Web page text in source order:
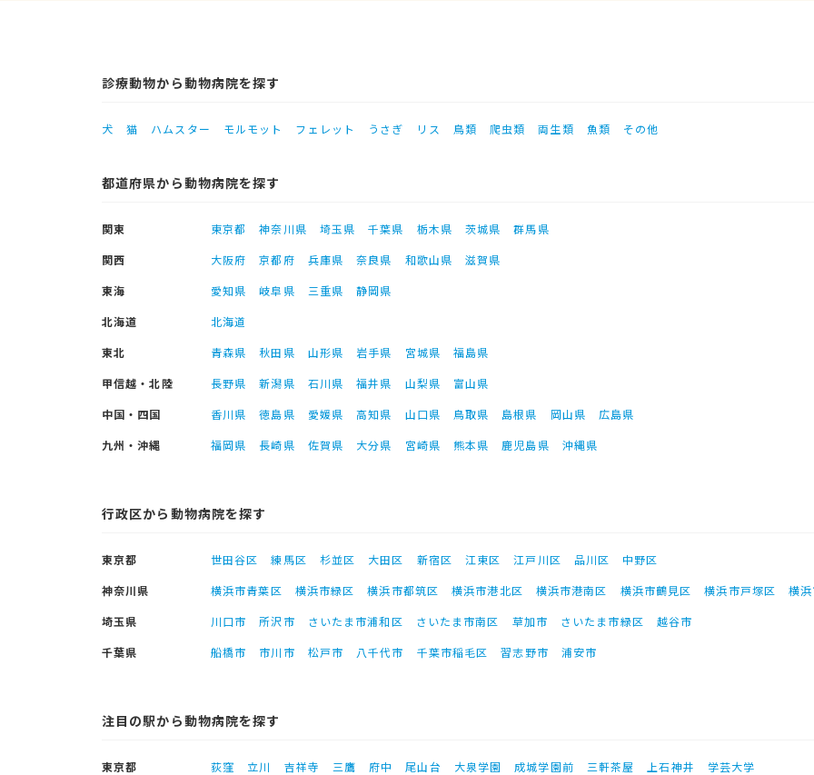
診療動物から動物病院を探す
犬 猫 ハムスター モルモット フェレット うさぎ リス 鳥類 爬虫類 両生類 魚類 その他
都道府県から動物病院を探す
関東 東京都 神奈川県 埼玉県 千葉県 栃木県 茨城県
群馬県
関西
大阪府 京都府 兵庫県 奈良県 和歌山県
滋賀県
東海
愛知県 岐阜県 三重県
静岡県
北海道
北海道
東北
青森県 秋田県 山形県 岩手県 宮城県
福島県
甲信越・北陸
長野県 新潟県 石川県 福井県 山梨県
富山県
中国・四国
香川県 徳島県 愛媛県 高知県 山口県 鳥取県 島根県 岡山県
広島県
九州・沖縄
福岡県 長崎県 佐賀県 大分県 宮崎県 熊本県 鹿児島県 沖縄県
行政区から動物病院を探す
東京都 世田谷区 練馬区 杉並区 大田区 新宿区 江東区 江戸川区 品川区
中野区
神奈川県
横浜市青葉区 横浜市緑区 横浜市都筑区 横浜市港北区 横浜市港南区 横浜市鶴見区 横浜市戸塚区
横
埼玉県
川口市 所沢市 さいたま市浦和区 さいたま市南区 草加市 さいたま市緑区
越谷市
千葉県
船橋市 市川市 松戸市 八千代市 千葉市稲毛区 習志野市 浦安市
注目の駅から動物病院を探す
東京都 荻窪 立川 吉祥寺 三鷹 府中 尾山台 大泉学園 成城学園前 三軒茶屋 上石神井
学芸大学